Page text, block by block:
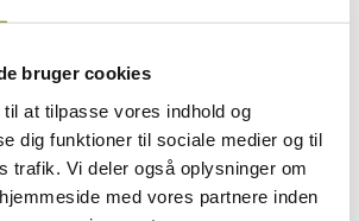
bruger cookies
at tilpasse vores indhold og
dig funktioner til sociale medier og til
trafik. Vi deler også oplysninger om
med vores partnere inden
elegant med lette og lyse vine. Men ta’ ikke
her på vej op. Men der er stadig gode
i Côte de Beaune.
hvoraf knap 115 hektar er Premier Cru.